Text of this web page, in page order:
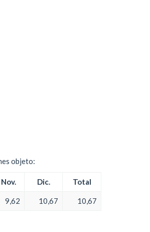
objeto:
Nov. Dic. Total
9,62 10,67 10,67